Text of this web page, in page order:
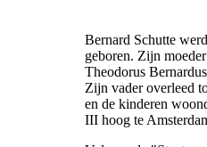
Bernard Schutte
geboren. Zijn
Theodorus
Zijn vader overleed
en de kinderen
III hoog te